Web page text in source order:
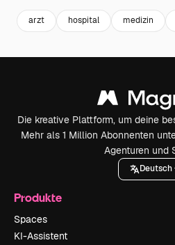
arzt hospital medizin
Die kreative Plattform, um deine
Mehr als 1 Million Abonnenten
Agenturen und
Deutsch
Produkte
Spaces
KI-Assistent